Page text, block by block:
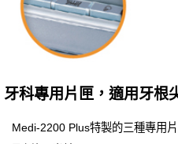
牙科專用片匣，適用牙根
Medi-2200 Plus特製的三種專用